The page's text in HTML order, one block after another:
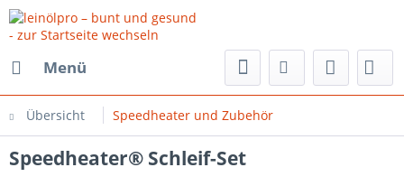
Menü
Übersicht Speedheater und Zubehör
Speedheater® Schleif-Set